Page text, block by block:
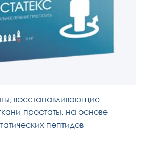
восстанавливающие
простаты, на основе
пептидов